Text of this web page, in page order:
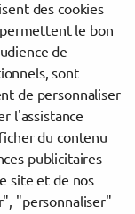
des cookies
le bon
de
sont
de personnaliser
l'assistance
du contenu
publicitaires
site et de nos
"personnaliser"